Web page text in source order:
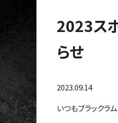
2023ス
らせ
2023.09.14
いつもブラックラ